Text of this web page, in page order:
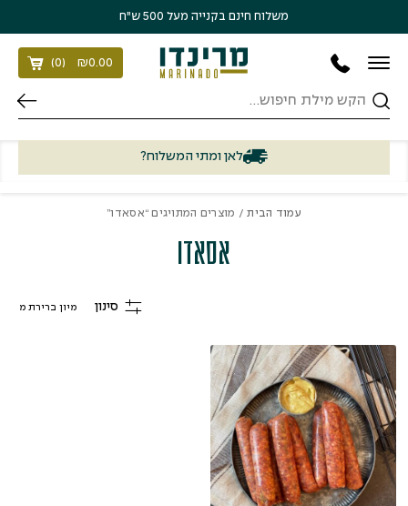
משלוח חינם בקנייה מעל 500 ש״ח
חיפוש
₪0.00
(
0
)
לאן ומתי המשלוח?
עמוד הבית/ מוצרים המתויגים “אסאדו”
אסאדו
סינון